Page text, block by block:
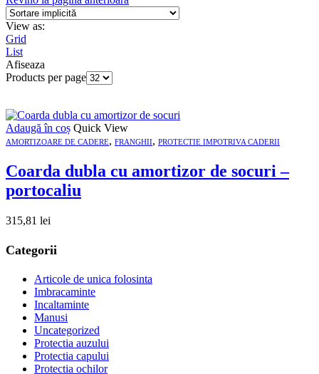
View as:
Grid
List
Afiseaza
Products per page
Adaugă în coș Quick View
AMORTIZOARE DE CADERE, FRANGHII, PROTECTIE IMPOTRIVA CADERII
Coarda dubla cu amortizor de socuri –
portocaliu
315,81 lei
Categorii
Articole de unica folosinta
Imbracaminte
Incaltaminte
Manusi
Uncategorized
Protectia auzului
Protectia capului
Protectia ochilor